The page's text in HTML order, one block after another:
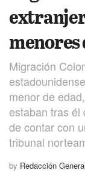
menores
Migración
menor de
estaban tras él
de contar con
tribunal
by Redacción General